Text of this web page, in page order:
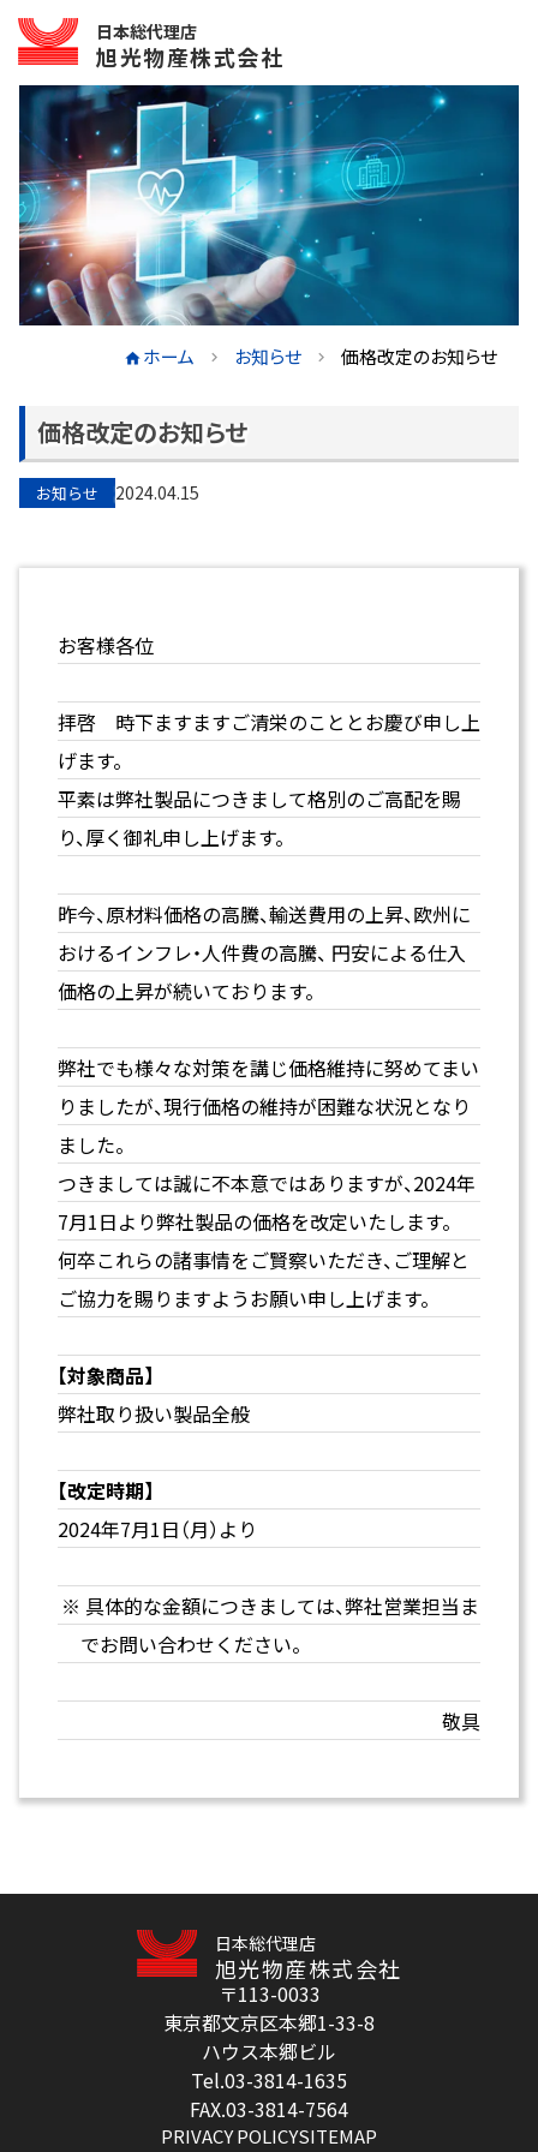
日本総代理店
旭光物産株式会社
ホーム お知らせ 価格改定のお知らせ
価格改定のお知らせ
お知らせ 2024.04.15
お客様各位
拝啓 時下ますますご清栄のこととお慶び申し上
げます。
平素は弊社製品につきまして格別のご高配を賜
り、厚く御礼申し上げます。
昨今、原材料価格の高騰、輸送費用の上昇、欧州に
おけるインフレ・人件費の高騰、 円安による仕入
価格の上昇が続いております。
弊社でも様々な対策を講じ価格維持に努めてまい
りましたが、現行価格の維持が困難な状況となり
ました。
つきましては誠に不本意ではありますが、2024年
7月1日より弊社製品の価格を改定いたします。
何卒これらの諸事情をご賢察いただき、ご理解と
ご協力を賜りますようお願い申し上げます。
【対象商品】
弊社取り扱い製品全般
【改定時期】
2024年7月1日（月）より
具体的な金額につきましては、弊社営業担当ま
でお問い合わせください。
敬具
日本総代理店
旭光物産株式会社
〒113-0033
東京都文京区本郷1-33-8
ハウス本郷ビル
Tel.03-3814-1635
FAX.03-3814-7564
PRIVACY POLICYSITEMAP